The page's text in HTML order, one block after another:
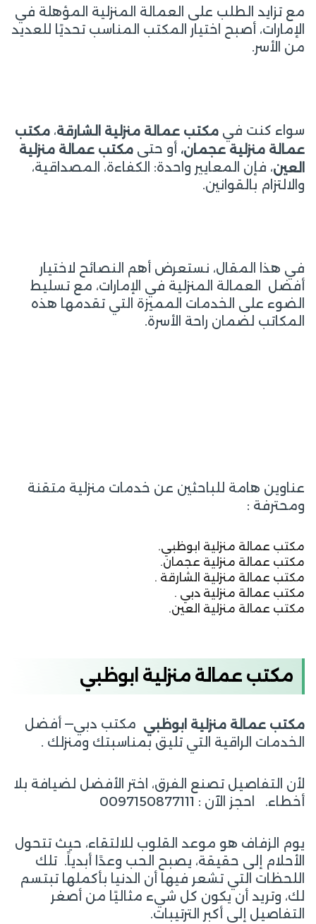
مع تزايد الطلب على العمالة المنزلية المؤهلة في
الإمارات، أصبح اختيار المكتب المناسب تحديًا للعديد
من الأسر.
سواء كنت في مكتب عمالة منزلية الشارقة، مكتب
عمالة منزلية عجمان، أو حتى مكتب عمالة منزلية
العين، فإن المعايير واحدة: الكفاءة، المصداقية،
والالتزام بالقوانين.
في هذا المقال، نستعرض أهم النصائح لاختيار
أفضل العمالة المنزلية في الإمارات، مع تسليط
الضوء على الخدمات المميزة التي تقدمها هذه
المكاتب لضمان راحة الأسرة.
عناوين هامة للباحثين عن خدمات منزلية متقنة
ومحترفة :
مكتب عمالة منزلية ابوظبي.
مكتب عمالة منزلية عجمان.
مكتب عمالة منزلية الشارقة .
مكتب عمالة منزلية دبي .
مكتب عمالة منزلية العين.
مكتب عمالة منزلية ابوظبي
مكتب عمالة منزلية ابوظبي مكتب دبي— أفضل
الخدمات الراقية التي تليق بمناسبتك ومنزلك .
لأن التفاصيل تصنع الفرق، اختر الأفضل لضيافة بلا
أخطاء. احجز الآن : 0097150877111
يوم الزفاف هو موعد القلوب للالتقاء، حيث تتحول
الأحلام إلى حقيقة، يصبح الحب وعدًا أبدياً. تلك
اللحظات التي تشعر فيها أن الدنيا بأكملها تبتسم
لك، وتريد أن يكون كل شيء مثاليًا من أصغر
التفاصيل إلى أكبر الترتيبات.